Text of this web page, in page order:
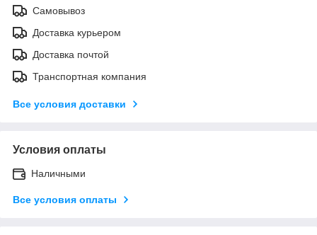
Самовывоз
Доставка курьером
Доставка почтой
Транспортная компания
Все условия доставки
Условия оплаты
Наличными
Все условия оплаты